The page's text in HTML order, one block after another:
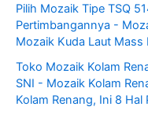
Pilih Mozaik Tipe TSQ
Pertimbangannya -
Mozaik Kuda Laut Mass
Toko Mozaik Kolam
SNI - Mozaik Kolam
Kolam Renang, Ini 8